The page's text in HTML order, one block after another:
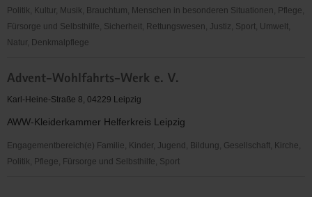
Politik, Kultur, Musik, Brauchtum, Menschen in besonderen Situationen, Pflege,
Fürsorge und Selbsthilfe, Sicherheit, Rettungswesen, Justiz, Sport, Umwelt,
Natur, Denkmalpflege
Advent-Wohlfahrts-Werk e. V.
Karl-Heine-Straße 8, 04229 Leipzig
AWW-Kleiderkammer Helferkreis Leipzig
Engagementbereich(e) Familie, Kinder, Jugend, Bildung, Gesellschaft, Kirche,
Politik, Pflege, Fürsorge und Selbsthilfe, Sport